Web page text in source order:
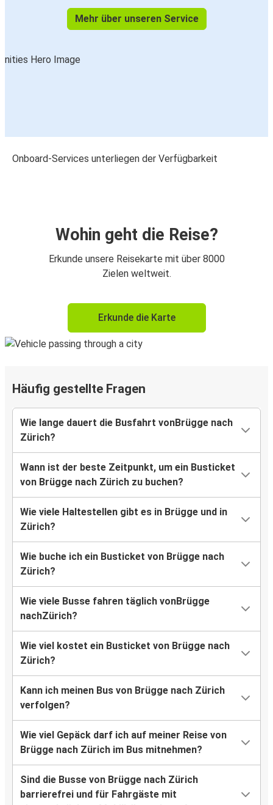
Mehr über unseren Service
Onboard-Services unterliegen der Verfügbarkeit
Wohin geht die Reise?
Erkunde unsere Reisekarte mit über 8000
Zielen weltweit.
Erkunde die Karte
Häufig gestellte Fragen
Wie lange dauert die Busfahrt vonBrügge nach
Zürich?
Wann ist der beste Zeitpunkt, um ein Busticket
von Brügge nach Zürich zu buchen?
Wie viele Haltestellen gibt es in Brügge und in
Zürich?
Wie buche ich ein Busticket von Brügge nach
Zürich?
Wie viele Busse fahren täglich vonBrügge
nachZürich?
Wie viel kostet ein Busticket von Brügge nach
Zürich?
Kann ich meinen Bus von Brügge nach Zürich
verfolgen?
Wie viel Gepäck darf ich auf meiner Reise von
Brügge nach Zürich im Bus mitnehmen?
Sind die Busse von Brügge nach Zürich
barrierefrei und für Fahrgäste mit